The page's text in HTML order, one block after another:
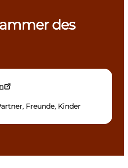
des
Freunde, Kinder